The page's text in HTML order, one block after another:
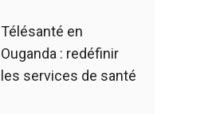
Télésanté en
Ouganda : redéfinir
les services de santé